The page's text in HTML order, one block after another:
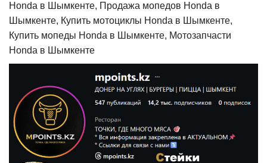
Honda в Шымкенте, Продажа мопедов Honda в
Шымкенте, Купить мотоциклы Honda в Шымкенте,
Купить мопеды Honda в Шымкенте, Мотозапчасти
Honda в Шымкенте